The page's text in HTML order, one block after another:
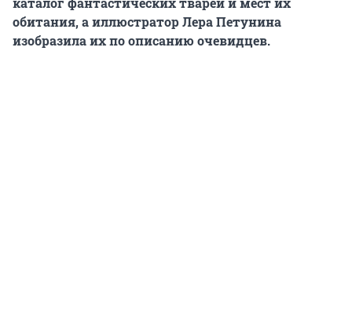
обитания, а иллюстратор Лера Петунина
изобразила их по описанию очевидцев.